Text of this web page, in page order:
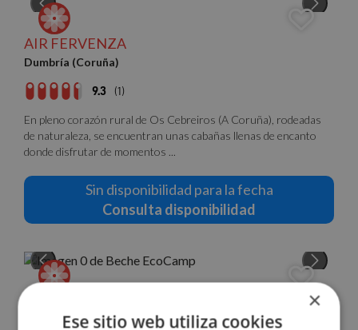
AIR FERVENZA
Dumbría (Coruña)
9.3 (1)
En pleno corazón rural de Os Cebreiros (A Coruña), rodeadas
de naturaleza, se encuentran unas cabañas llenas de encanto
donde disfrutar de momentos ...
Sin disponibilidad para la fecha
Consulta disponibilidad
Abegondo (Coruña)
×
Ese sitio web utiliza cookies